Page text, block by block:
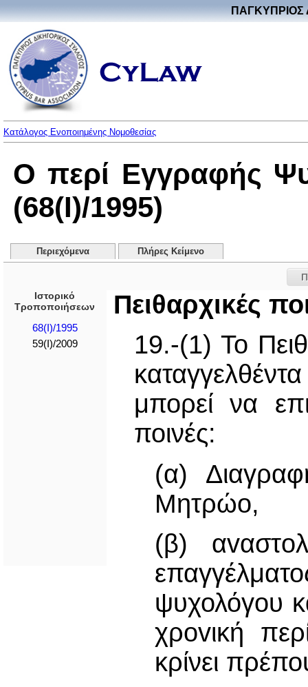
ΠΑΓΚΥΠΡΙΟΣ
Κατάλογος Ενοποιημένης Νομοθεσίας
Ο περί Εγγραφής
(68(I)/1995)
Περιεχόμενα Πλήρες Κείμενο
Ιστορικό
Τροποποιήσεων
68(I)/1995
59(I)/2009
Πειθαρχικές
19.-(1) Το
μπορεί να
ποινές:
(α)
Μητρώο,
(β)
ψυχολόγου
χρovική
κρίνει